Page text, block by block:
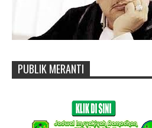
PUBLIK MERANTI